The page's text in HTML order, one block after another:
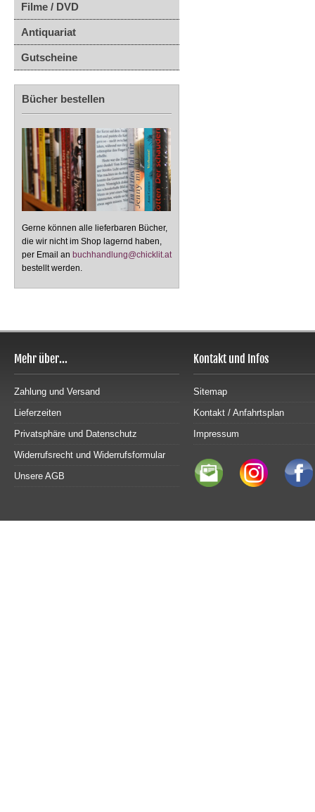
Filme / DVD
Antiquariat
Gutscheine
Bücher bestellen
Gerne können alle lieferbaren Bücher,
die wir nicht im Shop lagernd haben,
per Email an buchhandlung@chicklit.at
bestellt werden.
Mehr über...
Zahlung und Versand
Lieferzeiten
Privatsphäre und Datenschutz
Widerrufsrecht und Widerrufsformular
Unsere AGB
Kontakt und Infos
Sitemap
Kontakt / Anfahrtsplan
Impressum